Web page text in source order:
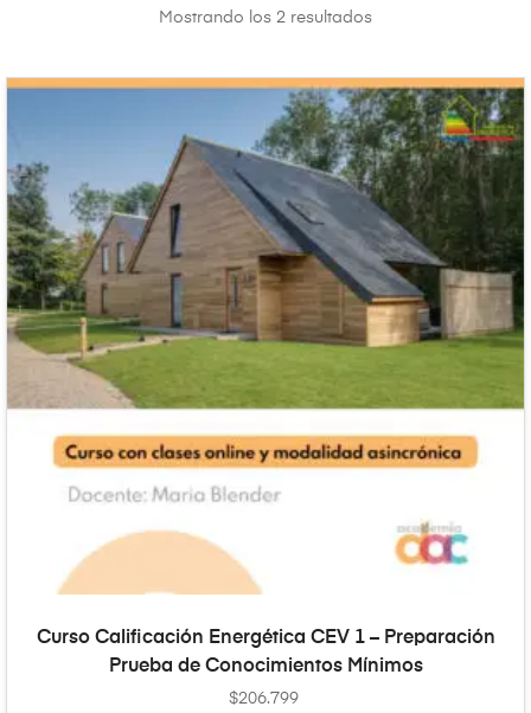
Mostrando los 2 resultados
AÑADIR AL CARRITO
Curso Calificación Energética CEV 1 – Preparación
Prueba de Conocimientos Mínimos
$206.799